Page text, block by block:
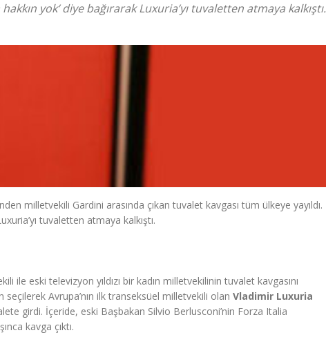
yok’ diye bağırarak Luxuria’yı tuvaletten atmaya kalkıştı.
milletvekili Gardini arasında çıkan tuvalet kavgası tüm ülkeye yayıldı.
tuvaletten atmaya kalkıştı.
eski televizyon yıldızı bir kadın milletvekilinin tuvalet kavgasını
seçilerek Avrupa’nın ilk transeksüel milletvekili olan Vladimir Luxuria
girdi. İçeride, eski Başbakan Silvio Berlusconi’nin Forza Italia
kavga çıktı.